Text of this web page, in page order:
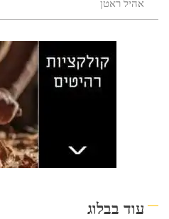
אהיל ראטן
עוד בבלוג